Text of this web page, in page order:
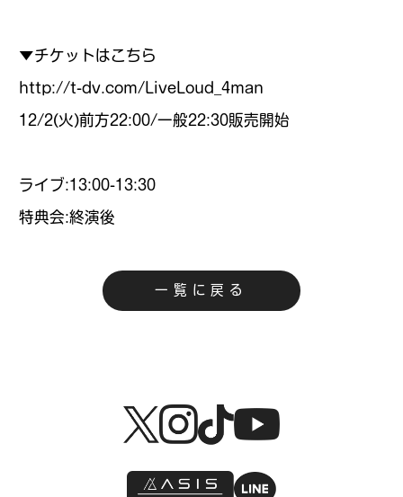
▼チケットはこちら
http://t-dv.com/LiveLoud_4man
12/2(火)前方22:00/一般22:30販売開始
ライブ:13:00-13:30
特典会:終演後
一覧に戻る